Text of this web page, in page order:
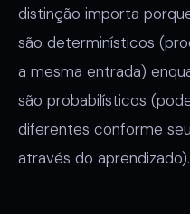
distinção importa
são determinísticos
a mesma entrada)
são probabilísticos
diferentes conforme
através do aprendizado).